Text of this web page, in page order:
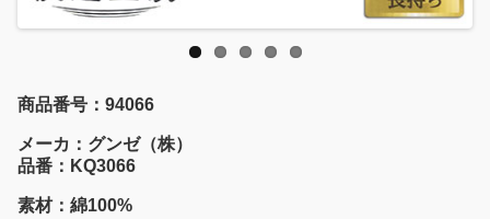
商品番号：94066
メーカ：グンゼ（株）
品番：KQ3066
素材：綿100%